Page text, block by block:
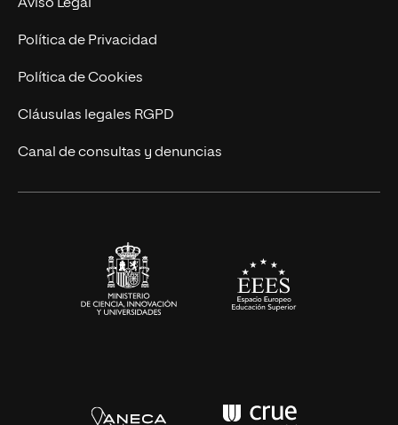
Postgrados
Cursos Universitarios
Trabaja en UNIR
Actualidad
UNIR Revista
Eventos
Aviso Legal
Política de Privacidad
Política de Cookies
Cláusulas legales RGPD
Canal de consultas y denuncias